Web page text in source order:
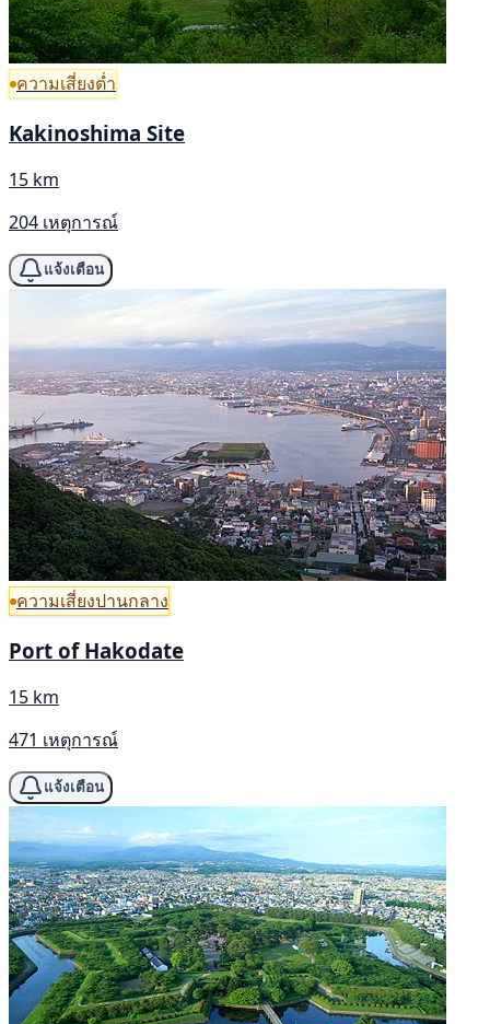
ความเสี่ยงต่ำ
Kakinoshima Site
15 km
204 เหตุการณ์
แจ้งเตือน
ความเสี่ยงปานกลาง
Port of Hakodate
15 km
471 เหตุการณ์
แจ้งเตือน